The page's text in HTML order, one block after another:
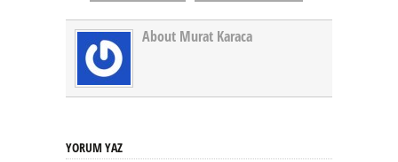
About Murat Karaca
YORUM YAZ